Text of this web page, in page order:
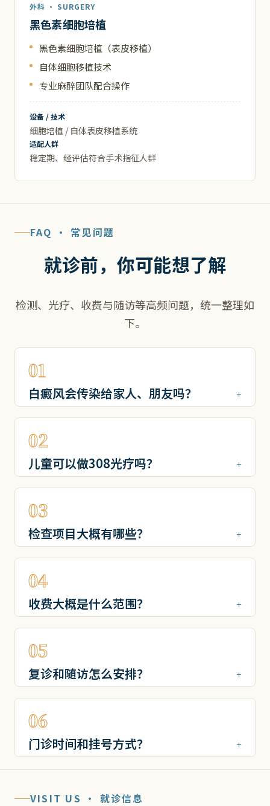
外科 · SURGERY
黑色素细胞培植
黑色素细胞培植（表皮移植）
自体细胞移植技术
专业麻醉团队配合操作
设备 / 技术
细胞培植 / 自体表皮移植系统
适配人群
稳定期、经评估符合手术指征人群
FAQ · 常见问题
就诊前，你可能想了解
检测、光疗、收费与随访等高频问题，统一整理如
下。
01
白癜风会传染给家人、朋友吗？
02
儿童可以做308光疗吗？
03
检查项目大概有哪些？
04
收费大概是什么范围？
05
复诊和随访怎么安排？
06
门诊时间和挂号方式？
VISIT US · 就诊信息